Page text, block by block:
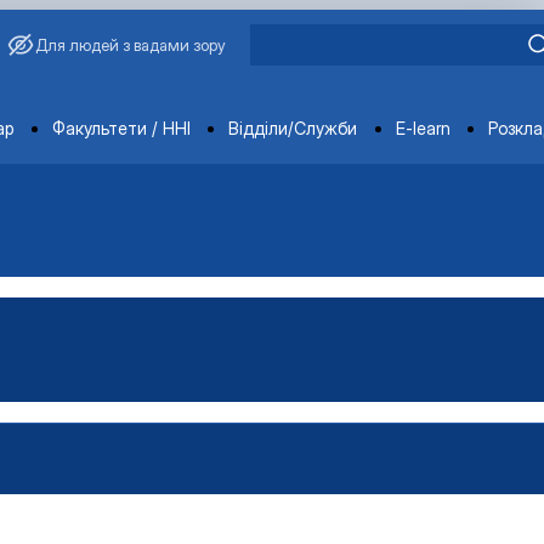
Для людей з вадами зору
Факультети / ННІ Відділи/Служби E-learn